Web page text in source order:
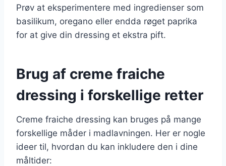
Prøv at eksperimentere med ingredienser som
basilikum, oregano eller endda røget paprika
for at give din dressing et ekstra pift.
Brug af creme fraiche
dressing i forskellige retter
Creme fraiche dressing kan bruges på mange
forskellige måder i madlavningen. Her er nogle
ideer til, hvordan du kan inkludere den i dine
måltider: